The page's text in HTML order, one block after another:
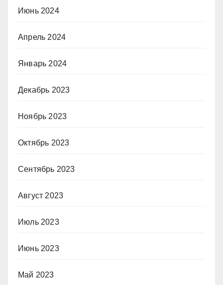
Июнь 2024
Апрель 2024
Январь 2024
Декабрь 2023
Ноябрь 2023
Октябрь 2023
Сентябрь 2023
Август 2023
Июль 2023
Июнь 2023
Май 2023